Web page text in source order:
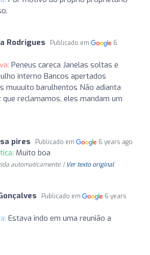
Rodrigues Publicado em
6
Peneus careca Janelas soltas e
interno Bancos apertados
muuuito barulhentos Não adianta
reclamamos, eles mandam um
pires Publicado em 6 years ago
Muito boa
automaticamente. | Ver texto original
Publicado em
6 years
Estava indo em uma reunião a